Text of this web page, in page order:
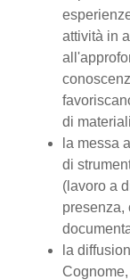
attività in
di
la messa
di
(lavoro a
presenza,
la